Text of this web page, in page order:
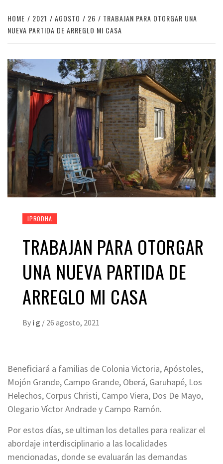
HOME 2021 AGOSTO 26
TRABAJAN PARA OTORGAR UNA
NUEVA PARTIDA DE ARREGLO MI CASA
IPRODHA
TRABAJAN PARA OTORGAR
UNA NUEVA PARTIDA DE
ARREGLO MI CASA
By i g / 26 agosto, 2021
Beneficiará a familias de Colonia Victoria, Apóstoles,
Mojón Grande, Campo Grande, Oberá, Garuhapé, Los
Helechos, Corpus Christi, Campo Viera, Dos De Mayo,
Olegario Víctor Andrade y Campo Ramón.
Por estos días, se ultiman los detalles para realizar el
abordaje interdisciplinario a las localidades
mencionadas, donde se evaluarán las demandas